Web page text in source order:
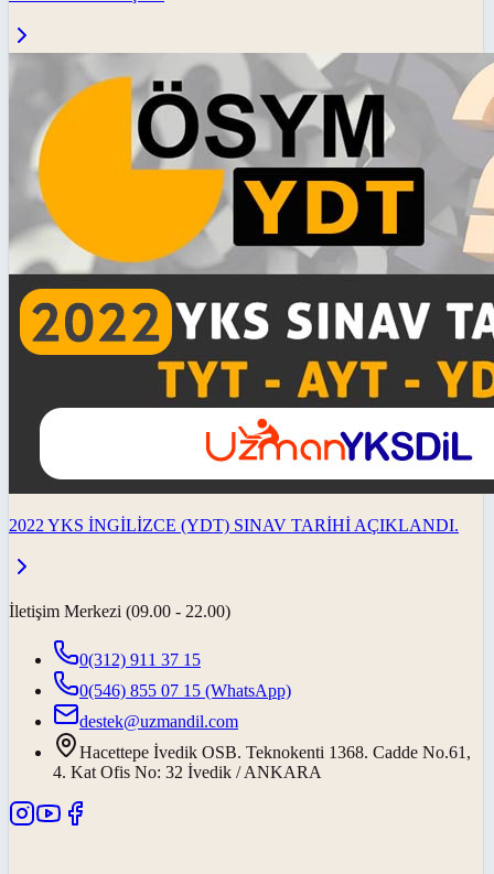
2022 YKS İNGİLİZCE (YDT) SINAV TARİHİ AÇIKLANDI.
İletişim Merkezi (09.00 - 22.00)
0(312) 911 37 15
0(546) 855 07 15 (WhatsApp)
destek@uzmandil.com
Hacettepe İvedik OSB. Teknokenti 1368. Cadde No.61,
4. Kat Ofis No: 32 İvedik / ANKARA